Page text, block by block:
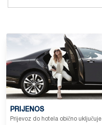
PRIJENOS
Prijevoz do hotela obično uključuje